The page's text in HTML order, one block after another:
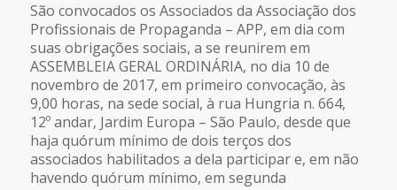
São convocados os Associados da Associação dos
Profissionais de Propaganda – APP, em dia com
suas obrigações sociais, a se reunirem em
ASSEMBLEIA GERAL ORDINÁRIA, no dia 10 de
novembro de 2017, em primeiro convocação, às
9,00 horas, na sede social, à rua Hungria n. 664,
12º andar, Jardim Europa – São Paulo, desde que
haja quórum mínimo de dois terços dos
associados habilitados a dela participar e, em não
havendo quórum mínimo, em segunda